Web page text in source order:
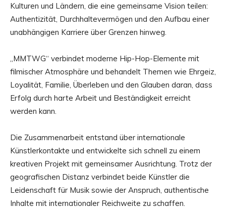
Kulturen und Ländern, die eine gemeinsame Vision teilen:
Authentizität, Durchhaltevermögen und den Aufbau einer
unabhängigen Karriere über Grenzen hinweg.
„MMTWG“ verbindet moderne Hip-Hop-Elemente mit
filmischer Atmosphäre und behandelt Themen wie Ehrgeiz,
Loyalität, Familie, Überleben und den Glauben daran, dass
Erfolg durch harte Arbeit und Beständigkeit erreicht
werden kann.
Die Zusammenarbeit entstand über internationale
Künstlerkontakte und entwickelte sich schnell zu einem
kreativen Projekt mit gemeinsamer Ausrichtung. Trotz der
geografischen Distanz verbindet beide Künstler die
Leidenschaft für Musik sowie der Anspruch, authentische
Inhalte mit internationaler Reichweite zu schaffen.